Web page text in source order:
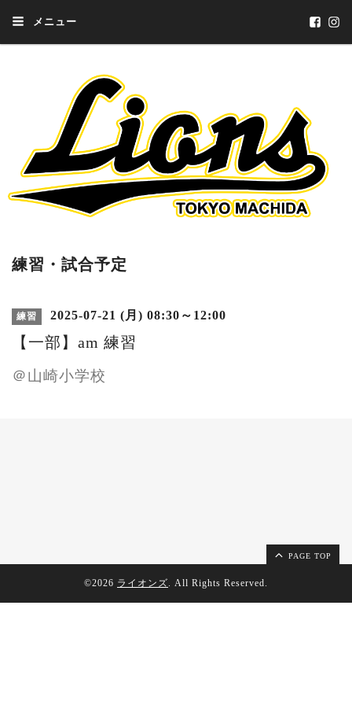
メニュー
練習・試合予定
練習 2025-07-21 (月) 08:30～12:00
【一部】am 練習
＠山崎小学校
PAGE TOP
©2026 ライオンズ. All Rights Reserved.